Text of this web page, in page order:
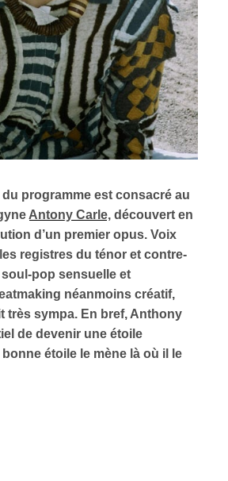
programme est consacré au
Antony Carle, découvert en
d’un premier opus. Voix
registres du ténor et contre-
pop sensuelle et
néanmoins créatif,
très sympa. En bref, Anthony
de devenir une étoile
étoile le mène là où il le